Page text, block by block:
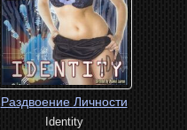
Раздвоение Личности
Identity